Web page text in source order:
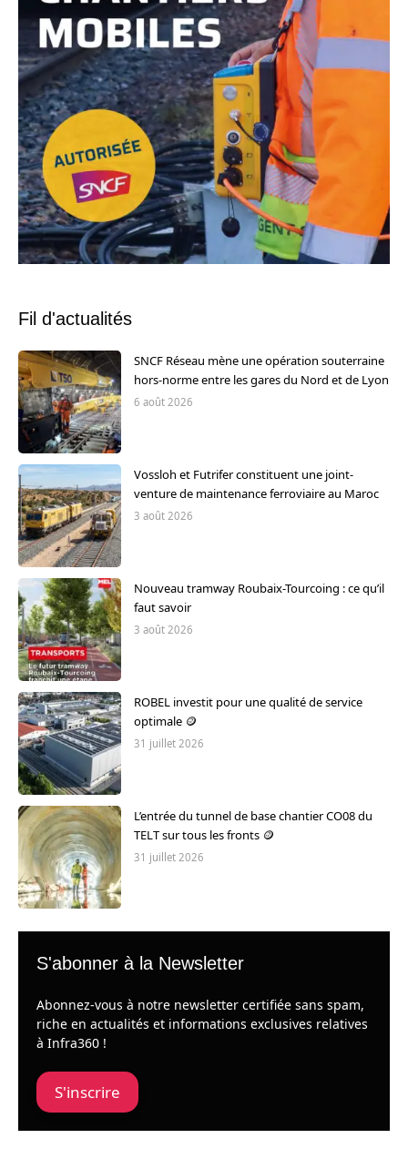
Fil d'actualités
SNCF Réseau mène une opération souterraine
hors-norme entre les gares du Nord et de Lyon
6 août 2026
Vossloh et Futrifer constituent une joint-
venture de maintenance ferroviaire au Maroc
3 août 2026
Nouveau tramway Roubaix-Tourcoing : ce qu’il
faut savoir
3 août 2026
ROBEL investit pour une qualité de service
optimale 🪙
31 juillet 2026
L’entrée du tunnel de base chantier CO08 du
TELT sur tous les fronts 🪙
31 juillet 2026
S'abonner à la Newsletter
Abonnez-vous à notre newsletter certifiée sans spam,
riche en actualités et informations exclusives relatives
à Infra360 !
S'inscrire